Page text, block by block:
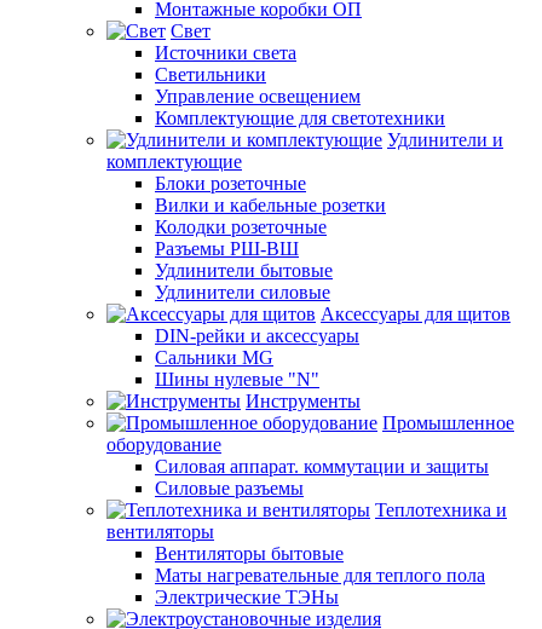
Монтажные коробки ОП
Свет
Источники света
Светильники
Управление освещением
Комплектующие для светотехники
Удлинители и
комплектующие
Блоки розеточные
Вилки и кабельные розетки
Колодки розеточные
Разъемы РШ-ВШ
Удлинители бытовые
Удлинители силовые
Аксессуары для щитов
DIN-рейки и аксессуары
Сальники MG
Шины нулевые "N"
Инструменты
Промышленное
оборудование
Силовая аппарат. коммутации и защиты
Силовые разъемы
Теплотехника и
вентиляторы
Вентиляторы бытовые
Маты нагревательные для теплого пола
Электрические ТЭНы